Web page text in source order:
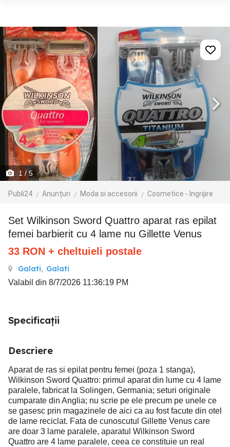
1/ 5
Publi24 Anunțuri Moda si accesorii Cosmetice - Ingrijire
Set Wilkinson Sword Quattro aparat ras epilat
femei barbierit cu 4 lame nu Gillette Venus
33 RON + cheltuieli postale
Galati, Galati
Valabil din 8/7/2026 11:36:19 PM
Specificații
Descriere
Aparat de ras si epilat pentru femei (poza 1 stanga),
Wilkinson Sword Quattro: primul aparat din lume cu 4 lame
paralele, fabricat la Solingen, Germania; seturi originale
cumparate din Anglia; nu scrie pe ele precum pe unele ce
se gasesc prin magazinele de aici ca au fost facute din otel
de lame reciclat. Fata de cunoscutul Gillette Venus care
are doar 3 lame paralele, aparatul Wilkinson Sword
Quattro are 4 lame paralele, ceea ce constituie un real